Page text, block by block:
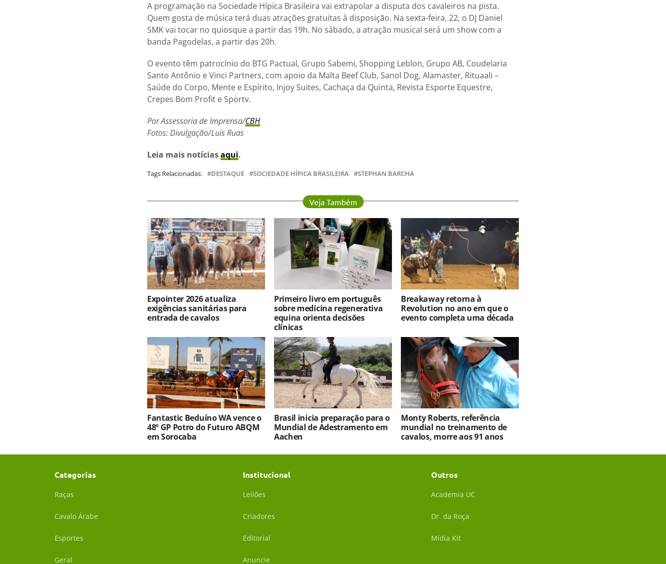
A programação na Sociedade Hípica Brasileira vai extrapolar a disputa dos cavaleiros na pista.
Quem gosta de música terá duas atrações gratuitas à disposição. Na sexta-feira, 22, o DJ Daniel
SMK vai tocar no quiosque a partir das 19h. No sábado, a atração musical será um show com a
banda Pagodelas, a partir das 20h.
O evento têm patrocínio do BTG Pactual, Grupo Sabemi, Shopping Leblon, Grupo AB, Coudelaria
Santo Antônio e Vinci Partners, com apoio da Malta Beef Club, Sanol Dog, Alamaster, Rituaali –
Saúde do Corpo, Mente e Espírito, Injoy Suites, Cachaça da Quinta, Revista Esporte Equestre,
Crepes Bom Profit e Sportv.
Por Assessoria de Imprensa/CBH
Fotos: Divulgação/Luis Ruas
Leia mais notíciasaqui.
Tags Relacionadas: DESTAQUE SOCIEDADE HÍPICA BRASILEIRA STEPHAN BARCHA
Veja Também
Expointer 2026 atualiza
exigências sanitárias para
entrada de cavalos
Primeiro livro em português
sobre medicina regenerativa
equina orienta decisões
clínicas
Breakaway retorna à
Revolution no ano em que o
evento completa uma década
Fantastic Beduíno WA vence o
48º GP Potro do Futuro ABQM
em Sorocaba
Brasil inicia preparação para o
Mundial de Adestramento em
Aachen
Monty Roberts, referência
mundial no treinamento de
cavalos, morre aos 91 anos
Categorias
Raças
Cavalo Árabe
Esportes
Geral
Institucional
Leilões
Criadores
Editorial
Anuncie
Outros
Academia UC
Dr. da Roça
Mídia Kit